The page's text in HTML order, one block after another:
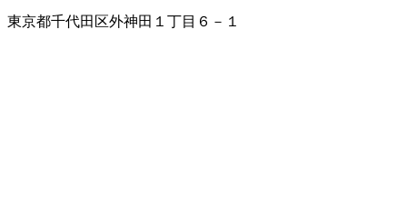
東京都千代田区外神田１丁目６－１